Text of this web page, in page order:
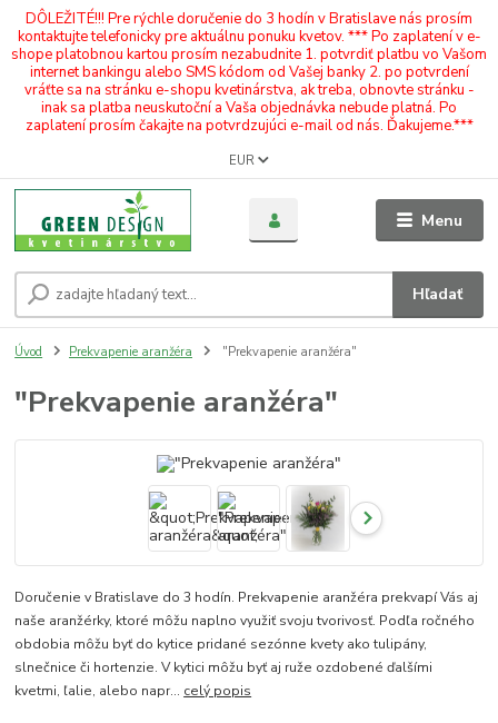
DÔLEŽITÉ!!! Pre rýchle doručenie do 3 hodín v Bratislave nás prosím
kontaktujte telefonicky pre aktuálnu ponuku kvetov. *** Po zaplatení v e-
shope platobnou kartou prosím nezabudnite 1. potvrdiť platbu vo Vašom
internet bankingu alebo SMS kódom od Vašej banky 2. po potvrdení
vráťte sa na stránku e-shopu kvetinárstva, ak treba, obnovte stránku -
inak sa platba neuskutoční a Vaša objednávka nebude platná. Po
zaplatení prosím čakajte na potvrdzujúci e-mail od nás. Ďakujeme.***
Menu
EUR
Hľadať
Úvod Prekvapenie aranžéra "Prekvapenie aranžéra"
"Prekvapenie aranžéra"
Doručenie v Bratislave do 3 hodín. Prekvapenie aranžéra prekvapí Vás aj
naše aranžérky, ktoré môžu naplno využiť svoju tvorivosť. Podľa ročného
obdobia môžu byť do kytice pridané sezónne kvety ako tulipány,
slnečnice či hortenzie. V kytici môžu byť aj ruže ozdobené ďalšími
kvetmi, ľalie, alebo napr... celý popis